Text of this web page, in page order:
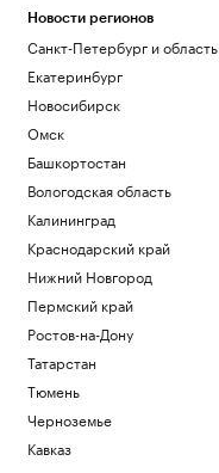
Новости регионов
Санкт-Петербург и область
Екатеринбург
Новосибирск
Омск
Башкортостан
Вологодская область
Калининград
Краснодарский край
Нижний Новгород
Пермский край
Ростов-на-Дону
Татарстан
Тюмень
Черноземье
Кавказ